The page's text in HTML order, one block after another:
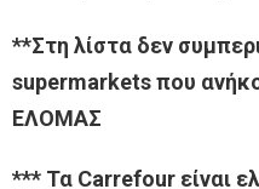
**Στη λίστα δεν
supermarkets που
ΕΛΟΜΑΣ
*** Τα Carrefour είναι